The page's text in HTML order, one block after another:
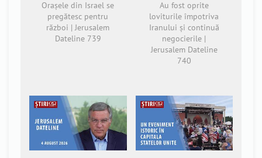
Orașele din Israel se
pregătesc pentru
război | Jerusalem
Dateline 739
Au fost oprite
loviturile împotriva
Iranului și continuă
negocierile |
Jerusalem Dateline
740